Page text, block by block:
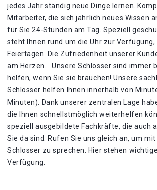
jedes Jahr ständig neue Dinge lernen.
Mitarbeiter, die sich jährlich neues Wissen
für Sie 24-Stunden am Tag. Speziell
steht Ihnen rund um die Uhr zur Verfügung,
Feiertagen. Die Zufriedenheit unserer
am Herzen. . Unsere Schlosser sind immer
helfen, wenn Sie sie brauchen! Unsere
Schlosser helfen Ihnen innerhalb von
Minuten). Dank unserer zentralen Lage
die Ihnen schnellstmöglich weiterhelfen
speziell ausgebildete Fachkräfte, die auch
Sie da sind. Rufen Sie uns gleich an, um
Schlosser zu sprechen. Hier stehen
Verfügung.